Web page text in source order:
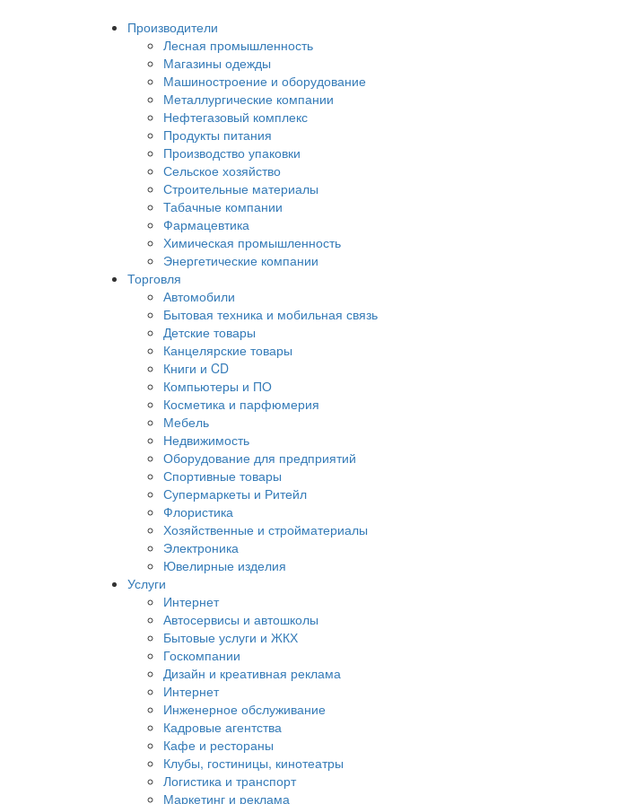
Производители
Лесная промышленность
Магазины одежды
Машиностроение и оборудование
Металлургические компании
Нефтегазовый комплекс
Продукты питания
Производство упаковки
Сельское хозяйство
Строительные материалы
Табачные компании
Фармацевтика
Химическая промышленность
Энергетические компании
Торговля
Автомобили
Бытовая техника и мобильная связь
Детские товары
Канцелярские товары
Книги и CD
Компьютеры и ПО
Косметика и парфюмерия
Мебель
Недвижимость
Оборудование для предприятий
Спортивные товары
Супермаркеты и Ритейл
Флористика
Хозяйственные и стройматериалы
Электроника
Ювелирные изделия
Услуги
Интернет
Автосервисы и автошколы
Бытовые услуги и ЖКХ
Госкомпании
Дизайн и креативная реклама
Интернет
Инженерное обслуживание
Кадровые агентства
Кафе и рестораны
Клубы, гостиницы, кинотеатры
Логистика и транспорт
Маркетинг и реклама